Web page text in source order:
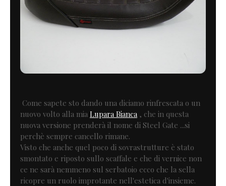
Come sapete sto dando una diciamo rinfrescata o un
nuovo volto alla mia Lupara Bianca , che in questa
nuova versione prenderà il nome di Steel Gate ...si
perchè sempre cancello rimane.
Visto che anche quel poco di sovrastrutture è stato
smontato e riposto sullo scaffale e che di vernice non
ce ne sarà nemmeno sul serbatoio ecco che la sella
ricopre un ruolo improtante nell'estetica d'insieme.